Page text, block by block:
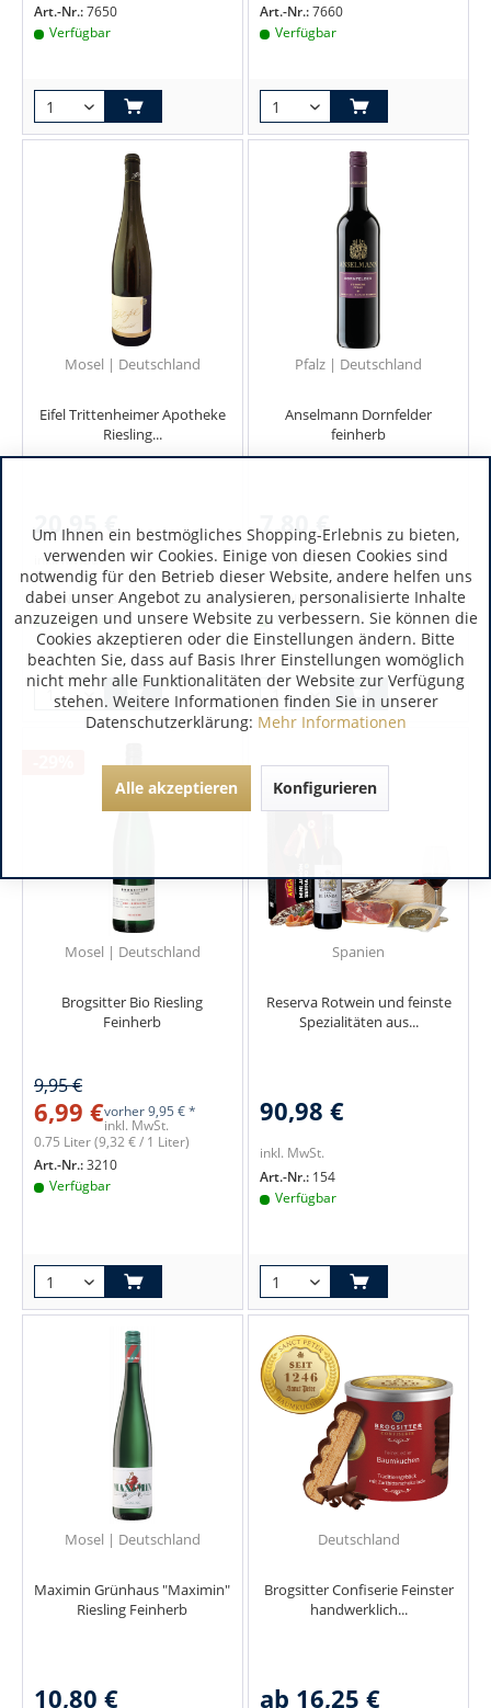
Art.-Nr.:7650
Verfügbar
Art.-Nr.:7660
Verfügbar
Mosel | Deutschland
Eifel Trittenheimer Apotheke
Riesling...
20,95 €
inkl. MwSt.
0.75 Liter(27,93 € / 1 Liter)
Art.-Nr.:5723
Verfügbar
Pfalz | Deutschland
Anselmann Dornfelder
feinherb
7,80 €
inkl. MwSt.
0.75 Liter(10,40 € / 1 Liter)
Art.-Nr.:4867
Verfügbar
Mosel | Deutschland
Brogsitter Bio Riesling
Feinherb
9,95 €
6,99 €vorher9,95 € *
inkl. MwSt.
0.75 Liter(9,32 € / 1 Liter)
Art.-Nr.:3210
Verfügbar
Spanien
Reserva Rotwein und feinste
Spezialitäten aus...
90,98 €
inkl. MwSt.
Art.-Nr.: 154
Verfügbar
Mosel | Deutschland
Maximin Grünhaus "Maximin"
Riesling Feinherb
10,80 €
Deutschland
Brogsitter Confiserie Feinster
handwerklich...
ab 16,25 €
Um Ihnen ein bestmögliches Shopping-Erlebnis zu bieten,
verwenden wir Cookies. Einige von diesen Cookies sind
notwendig für den Betrieb dieser Website, andere helfen uns
dabei unser Angebot zu analysieren, personalisierte Inhalte
anzuzeigen und unsere Website zu verbessern. Sie können die
Cookies akzeptieren oder die Einstellungen ändern. Bitte
beachten Sie, dass auf Basis Ihrer Einstellungen womöglich
nicht mehr alle Funktionalitäten der Website zur Verfügung
stehen. Weitere Informationen finden Sie in unserer
Datenschutzerklärung: Mehr Informationen
Alle akzeptieren Konfigurieren